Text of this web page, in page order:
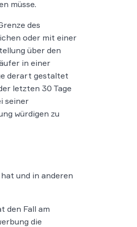
müsse.
des
oder mit einer
über den
in einer
derart gestaltet
letzten 30 Tage
seiner
würdigen zu
und in anderen
den Fall am
die